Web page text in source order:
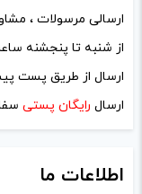
نام*
ایمیل*
ارسالی مرسولات ،
از شنبه تا پنجشنه
ارسال از طریق پست
ارسال رایگان پستی
اطلاعات ما